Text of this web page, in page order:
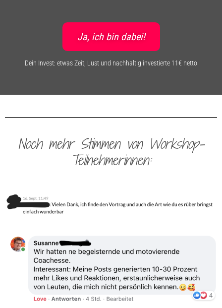
Ja, ich bin dabei!
Dein Invest: etwas Zeit, Lust und nachhaltig investierte 11€ netto
Noch mehr Stimmen von Workshop-
Teilnehmerinnen: